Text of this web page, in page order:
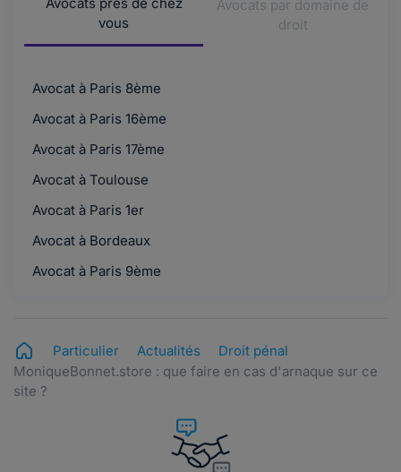
vous
Avocats par domaine de
droit
Avocat à Paris 8ème
Avocat à Paris 16ème
Avocat à Paris 17ème
Avocat à Toulouse
Avocat à Paris 1er
Avocat à Bordeaux
Avocat à Paris 9ème
Particulier Actualités
Droit pénal
MoniqueBonnet.store : que faire en cas d'arnaque sur ce
site ?